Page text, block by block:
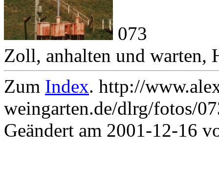
073
Zoll, anhalten und warten,
Zum Index. http://
weingarten.de/dlrg/fotos/
Geändert am 2001-12-16